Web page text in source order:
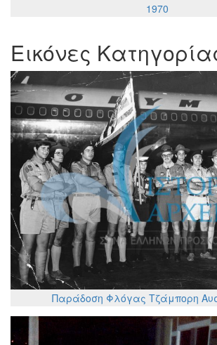
1970
Εικόνες
Παράδοση Φλόγας Τζάμπορη